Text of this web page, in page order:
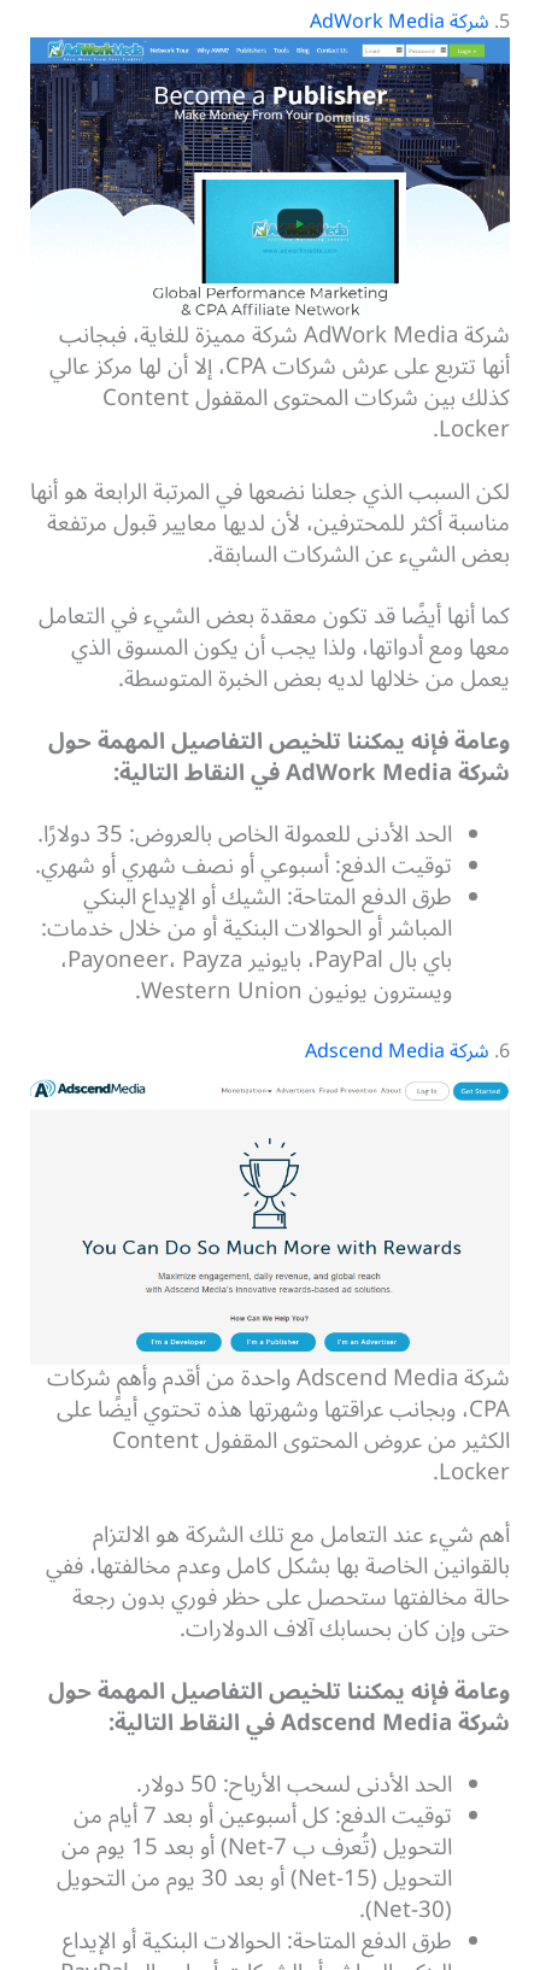
5. شركة AdWork Media
شركة AdWork Media شركة مميزة للغاية، فبجانب
أنها تتربع على عرش شركات CPA، إلا أن لها مركز عالي
كذلك بين شركات المحتوى المقفول Content
Locker.
لكن السبب الذي جعلنا نضعها في المرتبة الرابعة هو أنها
مناسبة أكثر للمحترفين، لأن لديها معايير قبول مرتفعة
بعض الشيء عن الشركات السابقة.
كما أنها أيضًا قد تكون معقدة بعض الشيء في التعامل
معها ومع أدواتها، ولذا يجب أن يكون المسوق الذي
يعمل من خلالها لديه بعض الخبرة المتوسطة.
وعامة فإنه يمكننا تلخيص التفاصيل المهمة حول
شركة AdWork Media في النقاط التالية:
الحد الأدنى للعمولة الخاص بالعروض: 35 دولارًا.
توقيت الدفع: أسبوعي أو نصف شهري أو شهري.
طرق الدفع المتاحة: الشيك أو الإيداع البنكي
المباشر أو الحوالات البنكية أو من خلال خدمات:
باي بال PayPal، بايونير Payoneer، Payza،
ويسترون يونيون Western Union.
6. شركة Adscend Media
شركة Adscend Media واحدة من أقدم وأهم شركات
CPA، وبجانب عراقتها وشهرتها هذه تحتوي أيضًا على
الكثير من عروض المحتوى المقفول Content
Locker.
أهم شيء عند التعامل مع تلك الشركة هو الالتزام
بالقوانين الخاصة بها بشكل كامل وعدم مخالفتها، ففي
حالة مخالفتها ستحصل على حظر فوري بدون رجعة
حتى وإن كان بحسابك آلاف الدولارات.
وعامة فإنه يمكننا تلخيص التفاصيل المهمة حول
شركة Adscend Media في النقاط التالية:
الحد الأدنى لسحب الأرباح: 50 دولار.
توقيت الدفع: كل أسبوعين أو بعد 7 أيام من
التحويل (تُعرف ب Net-7) أو بعد 15 يوم من
التحويل (Net-15) أو بعد 30 يوم من التحويل
(Net-30).
طرق الدفع المتاحة: الحوالات البنكية أو الإيداع